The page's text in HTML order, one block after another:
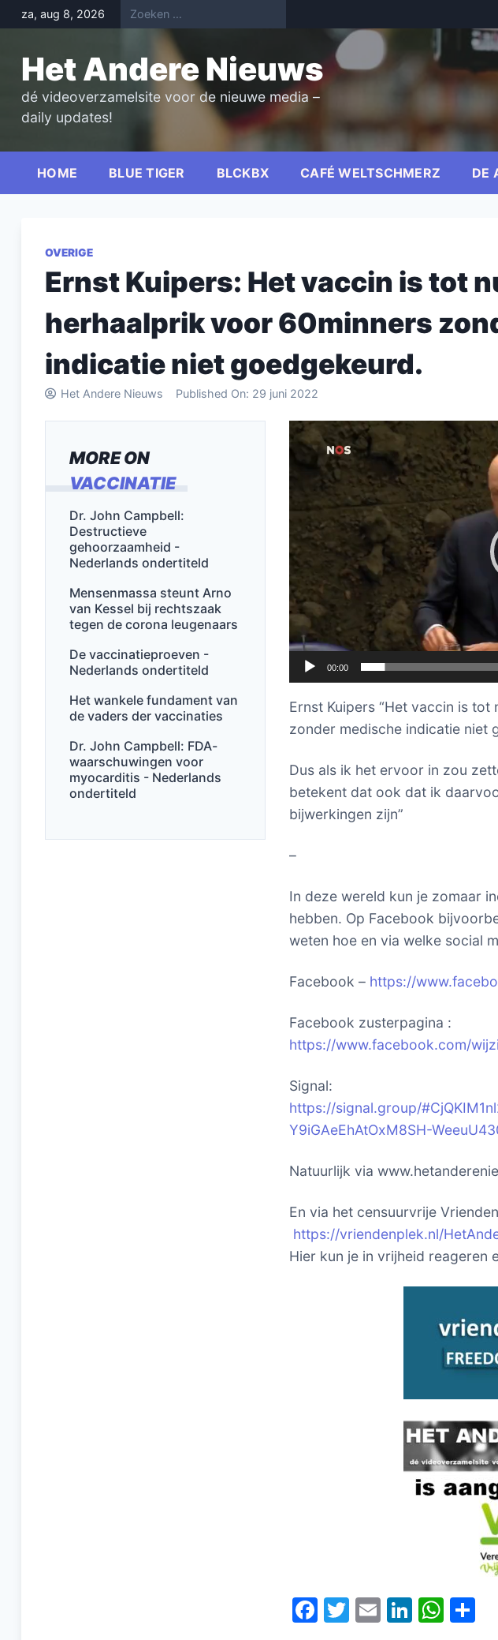
Skip
to
za, aug 8, 2026
Het Andere Nieuws
dé videoverzamelsite voor de nieuwe media –
daily updates!
HOME BLUE TIGER BLCKBX CAFÉ WELTSCHMERZ DE
OVERIGE
Ernst Kuipers: Het vaccin is tot
herhaalprik voor 60minners
indicatie niet goedgekeurd.
Het Andere Nieuws Published On: 29 juni 2022
MORE ON
VACCINATIE
Dr. John Campbell:
Destructieve
gehoorzaamheid -
Nederlands ondertiteld
Mensenmassa steunt Arno
van Kessel bij rechtszaak
tegen de corona leugenaars
De vaccinatieproeven -
Nederlands ondertiteld
Het wankele fundament van
de vaders der vaccinaties
Dr. John Campbell: FDA-
waarschuwingen voor
myocarditis - Nederlands
ondertiteld
Videospeler
00:00
Ernst Kuipers “Het vaccin is
zonder medische indicatie niet
Dus als ik het ervoor in zou
betekent dat ook dat ik
bijwerkingen zijn”
–
In deze wereld kun je zomaar
hebben. Op Facebook
weten hoe en via welke social
Facebook – https://
Facebook zusterpagina :
https://www.facebook.com/
Signal:
https://signal.group/
Y9iGAeEhAtOxM8SH-
Natuurlijk via
En via het censuurvrije
https://vriendenplek.nl/
Hier kun je in vrijheid reageren
F
T
E
Li W